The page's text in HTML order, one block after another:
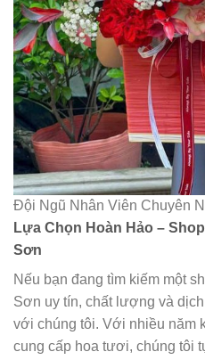
Đội Ngũ Nhân Viên Chuyên
Lựa Chọn Hoàn Hảo –
Sơn
Nếu bạn đang tìm kiếm một
Sơn uy tín, chất lượng và
với chúng tôi. Với nhiều năm
cung cấp hoa tươi, chúng tôi